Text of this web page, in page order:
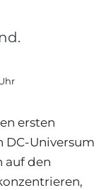
ersten
DC-Universum
auf den